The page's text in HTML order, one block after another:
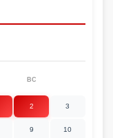
ВС
2 3
9 10